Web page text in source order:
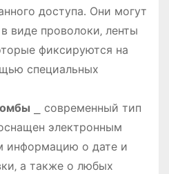
доступа․ Они могут
виде проволоки‚ ленты
фиксируются на
специальных
⎯ современный тип
электронным
информацию о дате и
а также о любых